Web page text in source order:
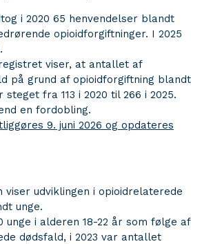
i 2020 65 henvendelser blandt
opioidforgiftninger. I 2025
viser, at antallet af
på grund af opioidforgiftning blandt
steget fra 113 i 2020 til 266 i 2025.
en fordobling.
9. juni 2026 og opdateres
viser udviklingen i opioidrelaterede
unge.
unge i alderen 18-22 år som følge af
dødsfald, i 2023 var antallet